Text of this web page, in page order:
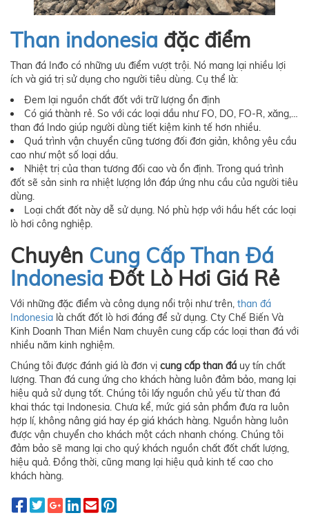
Than indonesia đặc điểm
Than đá Inđo có những ưu điểm vượt trội. Nó mang lại nhiều lợi
ích và giá trị sử dụng cho người tiêu dùng. Cụ thể là:
Đem lại nguồn chất đốt với trữ lượng ổn định
Có giá thành rẻ. So với các loại dầu như FO, DO, FO-R, xăng,…
than đá Indo giúp người dùng tiết kiệm kinh tế hơn nhiều.
Quá trình vận chuyển cũng tương đối đơn giản, không yêu cầu
cao như một số loại dầu.
Nhiệt trị của than tương đối cao và ổn định. Trong quá trình
đốt sẽ sản sinh ra nhiệt lượng lớn đáp ứng nhu cầu của người tiêu
dùng.
Loại chất đốt này dễ sử dụng. Nó phù hợp với hầu hết các loại
lò hơi công nghiệp.
Chuyên Cung Cấp Than Đá
Indonesia Đốt Lò Hơi Giá Rẻ
Với những đặc điểm và công dụng nổi trội như trên, than đá
Indonesia là chất đốt lò hơi đáng để sử dụng. Cty Chế Biến Và
Kinh Doanh Than Miền Nam chuyên cung cấp các loại than đá với
nhiều năm kinh nghiệm.
Chúng tôi được đánh giá là đơn vị cung cấp than đá uy tín chất
lượng. Than đá cung ứng cho khách hàng luôn đảm bảo, mang lại
hiệu quả sử dụng tốt. Chúng tôi lấy nguồn chủ yếu từ than đá
khai thác tại Indonesia. Chưa kể, mức giá sản phẩm đưa ra luôn
hợp lí, không nâng giá hay ép giá khách hàng. Nguồn hàng luôn
được vận chuyển cho khách một cách nhanh chóng. Chúng tôi
đảm bảo sẽ mang lại cho quý khách nguồn chất đốt chất lượng,
hiệu quả. Đồng thời, cũng mang lại hiệu quả kinh tế cao cho
khách hàng.